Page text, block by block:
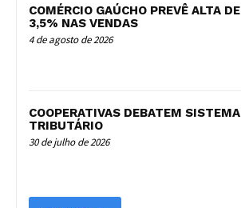
COMÉRCIO GAÚCHO PREVÊ ALTA DE
3,5% NAS VENDAS
4 de agosto de 2026
COOPERATIVAS DEBATEM SISTEMA
TRIBUTÁRIO
30 de julho de 2026